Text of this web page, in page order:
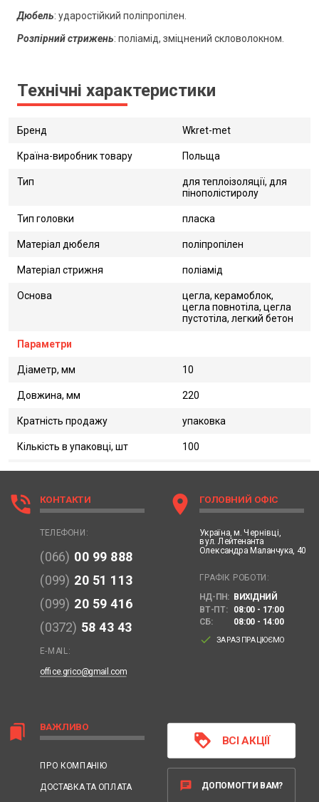
Дюбель: ударостійкий поліпропілен.
Розпірний стрижень: поліамід, зміцнений скловолокном.
Технічні характеристики
Бренд Wkret-met
Країна-виробник товару Польща
Тип
для теплоізоляції, для
пінополістиролу
Тип головки пласка
Матеріал дюбеля поліпропілен
Матеріал стрижня поліамід
Основа
цегла, керамоблок,
цегла повнотіла, цегла
пустотіла, легкий бетон
Параметри
Діаметр, мм 10
Довжина, мм 220
Кратність продажу упаковка
Кількість в упаковці, шт 100
bookmarks ВАЖЛИВО
ПРО КОМПАНІЮ
ДОСТАВКА ТА ОПЛАТА
phone_in_talk КОНТАКТИ
ТЕЛЕФОНИ:
(066) 00 99 888
(099) 20 51 113
(099) 20 59 416
(0372) 58 43 43
E-MAIL:
office.grico@gmail.com
location_on ГОЛОВНИЙ ОФІС
Україна, м. Чернівці,
вул. Лейтенанта
Олександра Маланчука, 40
ГРАФІК РОБОТИ:
НД-ПН: ВИХІДНИЙ
ВТ-ПТ:
08:00 - 17:00
СБ:
08:00 - 14:00
done ЗАРАЗ ПРАЦЮЄМО
loyalty ВСІ АКЦІЇ
chat ДОПОМОГТИ ВАМ?